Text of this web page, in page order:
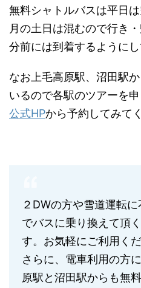
無料シャトルバスは平日
月の土日は混むので行き
分前には到着するようにし
なお上毛高原駅、沼田駅
いるので各駅のツアーを
公式HPから予約してみて
２DWの方や雪道運転
でバスに乗り換えて頂
す。お気軽にご利用くだ
さらに、電車利用の方
原駅と沼田駅からも無